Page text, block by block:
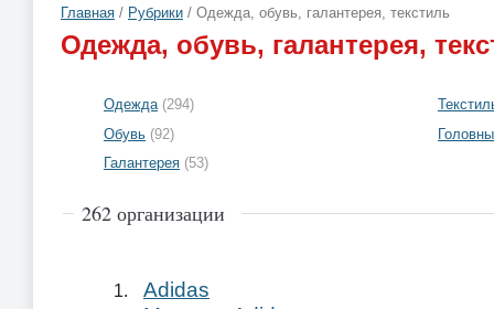
Главная / Рубрики / Одежда, обувь, галантерея, текстиль
Одежда, обувь, галантерея,
Одежда (294)
Обувь (92)
Галантерея (53)
262 организации
Adidas